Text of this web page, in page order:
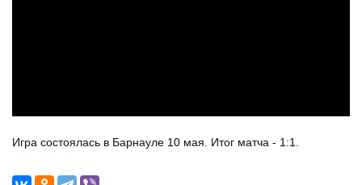
Игра состоялась в Барнауле 10 мая. Итог матча - 1:1.